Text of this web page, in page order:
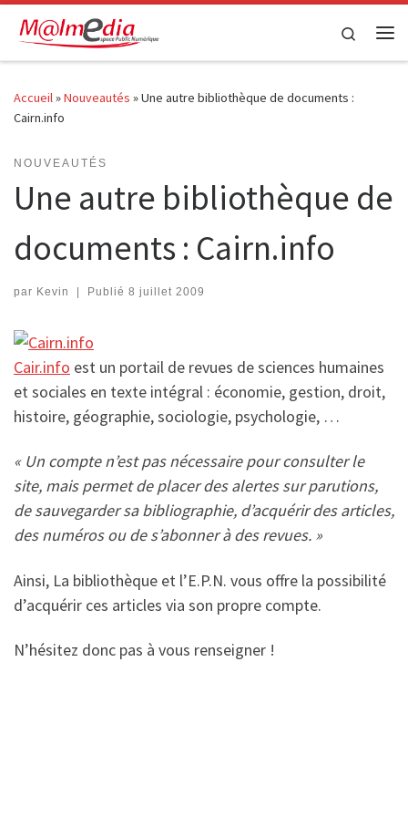
Passer au contenu
Search
Accueil»Nouveautés »Une autre bibliothèque de documents :
Cairn.info
NOUVEAUTÉS
Une autre bibliothèque de
documents : Cairn.info
par Kevin | Publié 8 juillet 2009
Cair.info est un portail de revues de sciences humaines
et sociales en texte intégral : économie, gestion, droit,
histoire, géographie, sociologie, psychologie, …
« Un compte n’est pas nécessaire pour consulter le
site, mais permet de placer des alertes sur parutions,
de sauvegarder sa bibliographie, d’acquérir des articles,
des numéros ou de s’abonner à des revues. »
Ainsi, La bibliothèque et l’E.P.N. vous offre la possibilité
d’acquérir ces articles via son propre compte.
N’hésitez donc pas à vous renseigner !